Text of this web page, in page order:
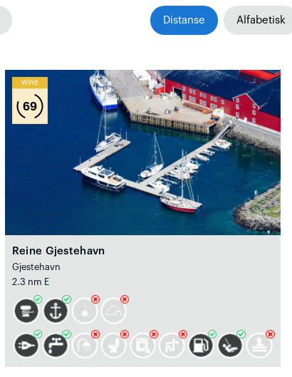
Distanse Alfabetisk
Wind
69
Reine Gjestehavn
Gjestehavn
2.3 nm E